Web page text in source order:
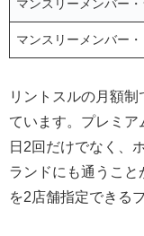
マンスリーメンバー・
マンスリーメンバー・
リントスルの月額
ています。プレミ
日2回だけでなく、
ランドにも通うこ
を2店舗指定できる